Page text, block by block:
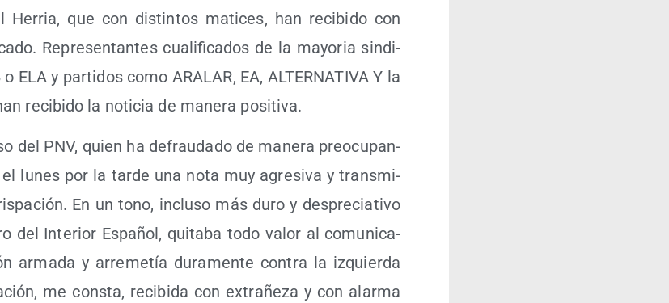
Herria, que con dis­tin­tos mati­ces, han reci­bi­do con
Repre­sen­tan­tes cua­li­fi­ca­dos de la mayo­ria sin­di­
ELA y par­ti­dos como ARALAR, EA, ALTERNATIVA Y la
reci­bi­do la noti­cia de mane­ra positiva.
del PNV, quien ha defrau­da­do de mane­ra preo­cu­pan­
lunes por la tar­de una nota muy agre­si­va y trans­mi­
En un tono, inclu­so más duro y des­pre­cia­ti­vo
del Inte­rior Espa­ñol, qui­ta­ba todo valor al comu­ni­ca­
arma­da y arre­me­tía dura­men­te con­tra la izquier­da
me cons­ta, reci­bi­da con extra­ñe­za y con alar­ma